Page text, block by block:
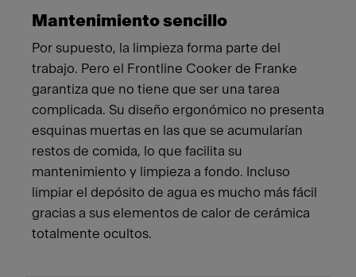
Mantenimiento sencillo
Por supuesto, la limpieza forma parte del
trabajo. Pero el Frontline Cooker de Franke
garantiza que no tiene que ser una tarea
complicada. Su diseño ergonómico no presenta
esquinas muertas en las que se acumularían
restos de comida, lo que facilita su
mantenimiento y limpieza a fondo. Incluso
limpiar el depósito de agua es mucho más fácil
gracias a sus elementos de calor de cerámica
totalmente ocultos.